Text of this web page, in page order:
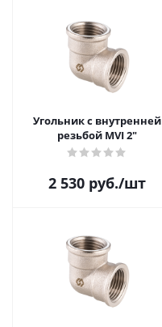
Угольник с внутренней
резьбой MVI 2"
2 530руб./шт